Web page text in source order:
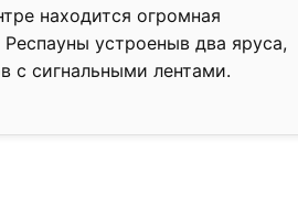
находится огромная
устроеныв два яруса,
с сигнальными лентами.